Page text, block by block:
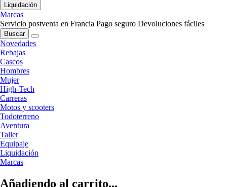
Liquidación
Marcas
Servicio postventa en Francia Pago seguro Devoluciones fáciles
Buscar
Novedades
Rebajas
Cascos
Hombres
Mujer
High-Tech
Carreras
Motos y scooters
Todoterreno
Aventura
Taller
Equipaje
Liquidación
Marcas
Añadiendo al carrito...